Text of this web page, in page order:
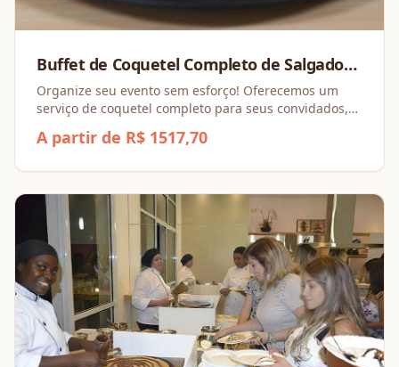
Buffet de Coquetel Completo de Salgados
Feitos na Hora!
Organize seu evento sem esforço! Oferecemos um
serviço de coquetel completo para seus convidados,
assados na hora. Inclui bebidas e equipe.
A partir de R$ 1517,70